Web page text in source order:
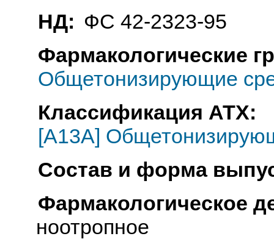
НД: ФС 42-2323-95
Фармакологические
Общетонизирующие
Классификация АТХ:
[A13A]
Состав и форма
Фармакологическое
ноотропное